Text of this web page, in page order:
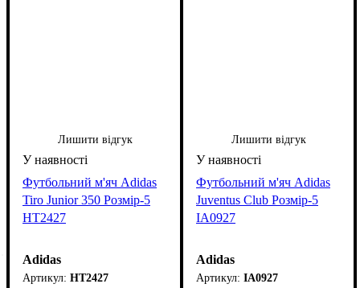
Лишити відгук
Футбольний м'яч Adidas
Tiro Junior 350 Розмір-5
HT2427
Adidas
HT2427
Лишити відгук
Футбольний м'яч Adidas
Juventus Club Розмір-5
IA0927
Adidas
IA0927